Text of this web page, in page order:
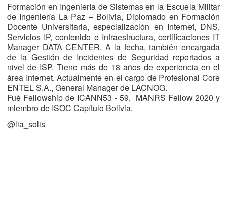
Formación en Ingeniería de Sistemas en la Escuela Militar
de Ingeniería La Paz – Bolivia, Diplomado en Formación
Docente Universitaria, especialización en Internet, DNS,
Servicios IP, contenido e Infraestructura, certificaciones IT
Manager DATA CENTER. A la fecha, también encargada
de la Gestión de Incidentes de Seguridad reportados a
nivel de ISP. Tiene más de 18 años de experiencia en el
área Internet. Actualmente en el cargo de Profesional Core
ENTEL S.A., General Manager de LACNOG.
Fué Fellowship de ICANN53 - 59, MANRS Fellow 2020 y
miembro de ISOC Capítulo Bolivia.
@lia_solis